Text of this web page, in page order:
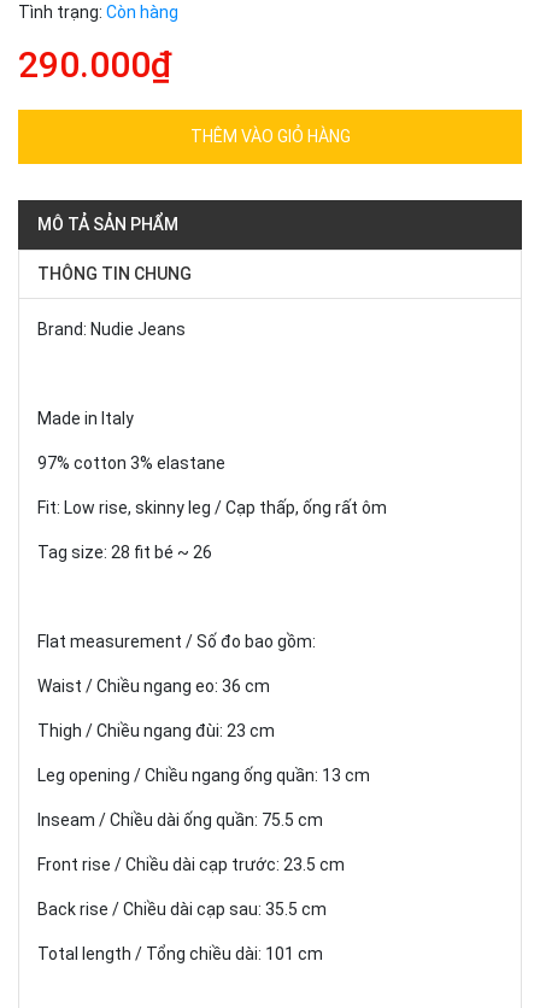
Tình trạng: Còn hàng
290.000₫
THÊM VÀO GIỎ HÀNG
MÔ TẢ SẢN PHẨM
THÔNG TIN CHUNG
Brand: Nudie Jeans
Made in Italy
97% cotton 3% elastane
Fit: Low rise, skinny leg / Cạp thấp, ống rất ôm
Tag size: 28 fit bé ~ 26
Flat measurement / Số đo bao gồm:
Waist / Chiều ngang eo: 36 cm
Thigh / Chiều ngang đùi: 23 cm
Leg opening / Chiều ngang ống quần: 13 cm
Inseam / Chiều dài ống quần: 75.5 cm
Front rise / Chiều dài cạp trước: 23.5 cm
Back rise / Chiều dài cạp sau: 35.5 cm
Total length / Tổng chiều dài: 101 cm